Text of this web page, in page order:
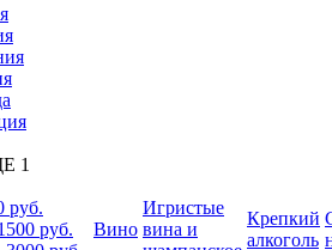
1
руб.
руб.
Вино
Игристые
вина и
Крепкий
алкоголь